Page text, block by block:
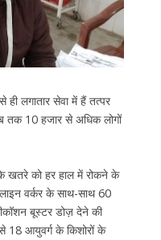
लगातार सेवा में हैं तत्पर
10 हजार से अधिक लोगों
खतरे को हर हाल में रोकने के
वर्कर के साथ-साथ 60
बूस्टर डोज़ देने की
आयुवर्ग के किशोरों के